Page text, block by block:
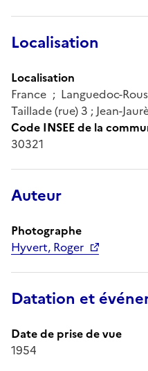
Localisation
Localisation
France ; Languedoc-
Taillade (rue) 3 ; Jean-
Code INSEE de la
30321
Auteur
Photographe
Hyvert, Roger
Datation et
Date de prise de vue
1954